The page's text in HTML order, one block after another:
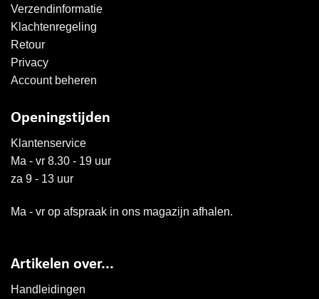
Verzendinformatie
Klachtenregeling
Retour
Privacy
Account beheren
Openingstijden
Klantenservice
Ma - vr 8.30 - 19 uur
za 9 - 13 uur
Ma - vr op afspraak in ons magazijn afhalen.
Artikelen over...
Handleidingen